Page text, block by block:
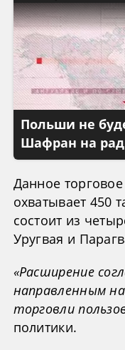
Польши не
Шафран на
Данное
охватывает 450
состоит из
Уругвая и
«Расширение
направленным
торговли
политики.